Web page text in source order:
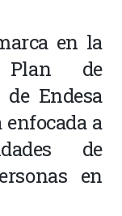
en la
de
Endesa
enfocada a
de
en